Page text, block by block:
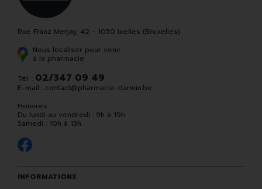
Rue Franz Merjay, 42 - 1050 Ixelles (Bruxelles)
Nous localiser pour venir
à la pharmacie
Tél. : 02/347 09 49
E-mail : contact@pharmacie-darwin.be
Horaires
Du lundi au vendredi : 9h à 19h
Samedi : 10h à 13h
INFORMATIONS